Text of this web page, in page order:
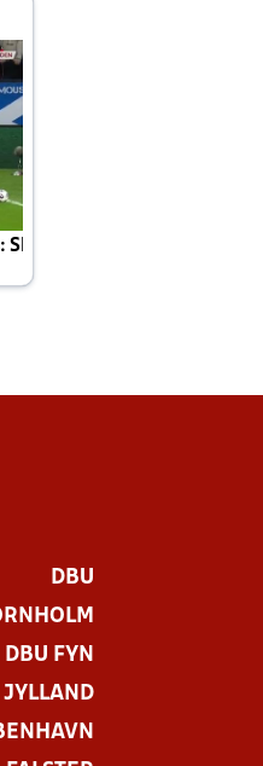
Skotland - Danmark 4-2
DBU
DBU FYN
JYLLAND